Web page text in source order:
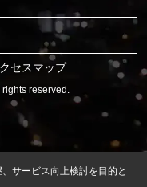
セスマップ
reserved.
サービス向上検討を目的と